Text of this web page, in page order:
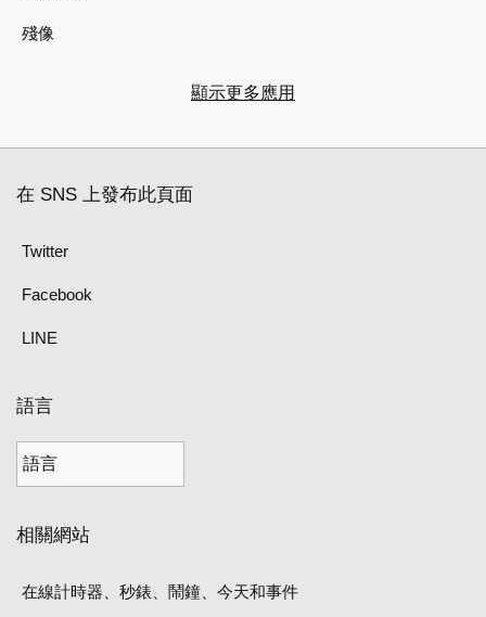
殘像
顯示更多應用
在 SNS 上發布此頁面
Twitter
Facebook
LINE
語言
相關網站
在線計時器、秒錶、鬧鐘、今天和事件